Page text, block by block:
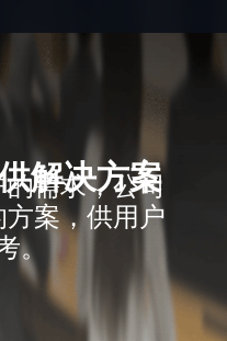
解决方案
需求，公司
案，供用户
。